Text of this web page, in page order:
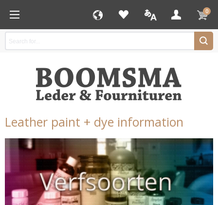
0
Leather paint + dye information